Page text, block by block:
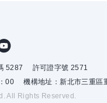
5287
許可證字號 2571
00
機構地址：新北市三重
All Rights Reserved.